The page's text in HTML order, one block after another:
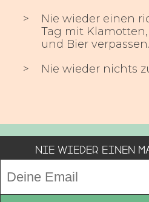
Nie wieder einen
Tag mit
und Bier verpassen.
Nie wieder nichts
Nie wieder einen